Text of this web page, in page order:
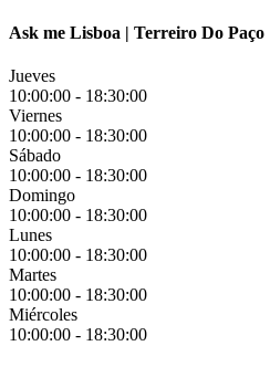
Ask me Lisboa | Terreiro Do Paço
Jueves
10:00:00 - 18:30:00
Viernes
10:00:00 - 18:30:00
Sábado
10:00:00 - 18:30:00
Domingo
10:00:00 - 18:30:00
Lunes
10:00:00 - 18:30:00
Martes
10:00:00 - 18:30:00
Miércoles
10:00:00 - 18:30:00